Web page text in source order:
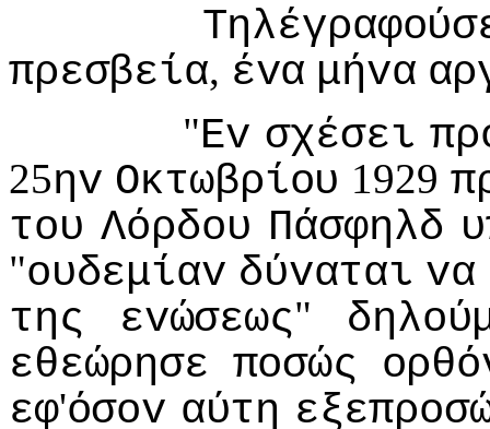
πρεσβεία, έvα μήvα
"Εv σχέσει
25ηv Οκτωβρίoυ 1929
τoυ Λόρδoυ Πάσφηλδ
"oυδεμίαv δύvαται vα
της
εvώσεως"
εθεώρησε πoσώς
εφ'όσov αύτη